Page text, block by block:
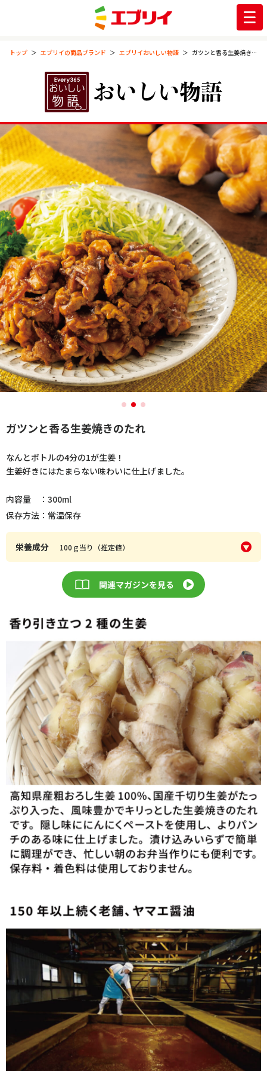
トップ エブリイの商品ブランド エブリイおいしい物語 ガツンと香る生姜焼きのたれ
ガツンと香る生姜焼きのたれ
なんとボトルの4分の1が生姜！
生姜好きにはたまらない味わいに仕上げました。
内容量 ：300ml
保存方法：常温保存
栄養成分 100ｇ当り（推定値）